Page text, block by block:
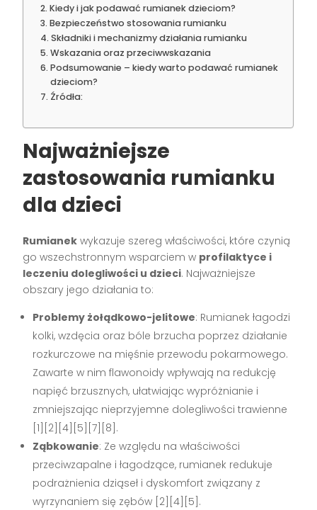
Kiedy i jak podawać rumianek dzieciom?
Bezpieczeństwo stosowania rumianku
Składniki i mechanizmy działania rumianku
Wskazania oraz przeciwwskazania
Podsumowanie – kiedy warto podawać rumianek
dzieciom?
Źródła:
Najważniejsze
zastosowania rumianku
dla dzieci
Rumianek wykazuje szereg właściwości, które czynią
go wszechstronnym wsparciem w profilaktyce i
leczeniu dolegliwości u dzieci. Najważniejsze
obszary jego działania to:
Problemy żołądkowo-jelitowe: Rumianek łagodzi
kolki, wzdęcia oraz bóle brzucha poprzez działanie
rozkurczowe na mięśnie przewodu pokarmowego.
Zawarte w nim flawonoidy wpływają na redukcję
napięć brzusznych, ułatwiając wypróżnianie i
zmniejszając nieprzyjemne dolegliwości trawienne
[1][2][4][5][7][8].
Ząbkowanie: Ze względu na właściwości
przeciwzapalne i łagodzące, rumianek redukuje
podrażnienia dziąseł i dyskomfort związany z
wyrzynaniem się zębów [2][4][5].